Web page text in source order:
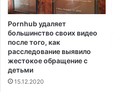
е
т
е
л
ь
с
в
Pornhub удаляет
большинство своих видео
после того, как
расследование выявило
жестокое обращение с
детьми
15.12.2020